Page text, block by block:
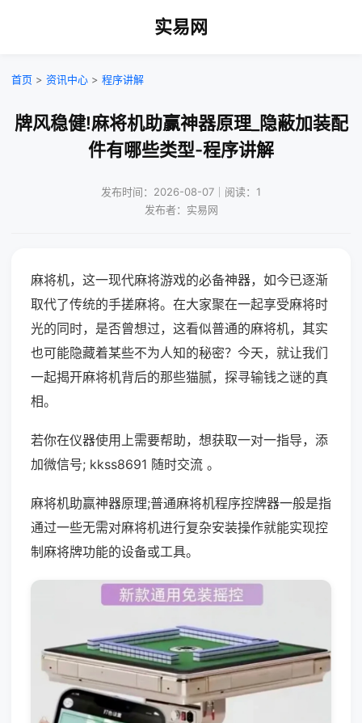
实易网
首页 > 资讯中心 > 程序讲解
牌风稳健!麻将机助赢神器原理_隐蔽加装配
件有哪些类型-程序讲解
发布时间：2026-08-07｜阅读：1
发布者：实易网
麻将机，这一现代麻将游戏的必备神器，如今已逐渐
取代了传统的手搓麻将。在大家聚在一起享受麻将时
光的同时，是否曾想过，这看似普通的麻将机，其实
也可能隐藏着某些不为人知的秘密？今天，就让我们
一起揭开麻将机背后的那些猫腻，探寻输钱之谜的真
相。
若你在仪器使用上需要帮助，想获取一对一指导，添
加微信号; kkss8691 随时交流 。
麻将机助赢神器原理;普通麻将机程序控牌器一般是指
通过一些无需对麻将机进行复杂安装操作就能实现控
制麻将牌功能的设备或工具。